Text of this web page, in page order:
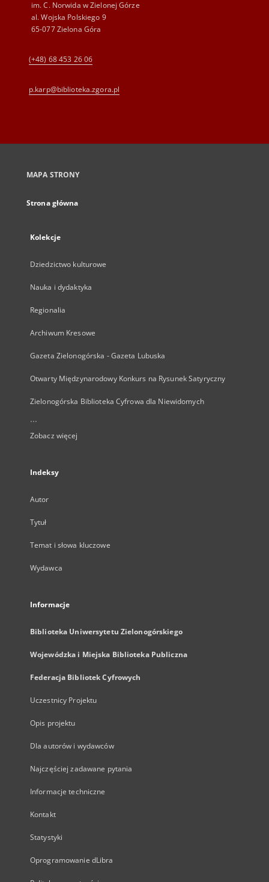
im. C. Norwida w Zielonej Górze
al. Wojska Polskiego 9
65-077 Zielona Góra
(+48) 68 453 26 06
p.karp@biblioteka.zgora.pl
MAPA STRONY
Strona główna
Kolekcje
Dziedzictwo kulturowe
Nauka i dydaktyka
Regionalia
Archiwum Kresowe
Gazeta Zielonogórska - Gazeta Lubuska
Otwarty Międzynarodowy Konkurs na Rysunek Satyryczny
Zielonogórska Biblioteka Cyfrowa dla Niewidomych
...
Zobacz więcej
Indeksy
Autor
Tytuł
Temat i słowa kluczowe
Wydawca
Informacje
Biblioteka Uniwersytetu Zielonogórskiego
Wojewódzka i Miejska Biblioteka Publiczna
Federacja Bibliotek Cyfrowych
Uczestnicy Projektu
Opis projektu
Dla autorów i wydawców
Najczęściej zadawane pytania
Informacje techniczne
Kontakt
Statystyki
Oprogramowanie dLibra